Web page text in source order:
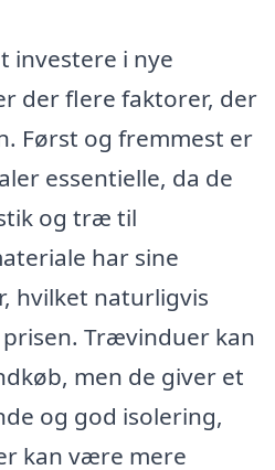
investere i nye
der flere faktorer, der
Først og fremmest er
essentielle, da de
og træ til
har sine
hvilket naturligvis
Trævinduer kan
men de giver et
og god isolering,
kan være mere